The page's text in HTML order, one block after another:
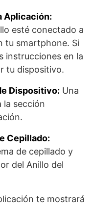
Aplicación:
esté conectado a
tu smartphone. Si
instrucciones en la
tu dispositivo.
Dispositivo: Una
la sección
Cepillado:
de cepillado y
del Anillo del
te mostrará